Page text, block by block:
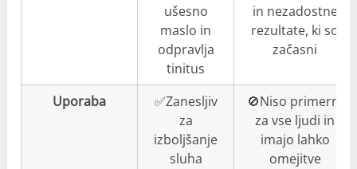
ušesno
maslo in
odpravlja
tinitus
in nezadostne
rezultate, ki so
začasni
Uporaba
✅Zanesljiv
za
izboljšanje
sluha
🚫Niso primerni
za vse ljudi in
imajo lahko
omejitve